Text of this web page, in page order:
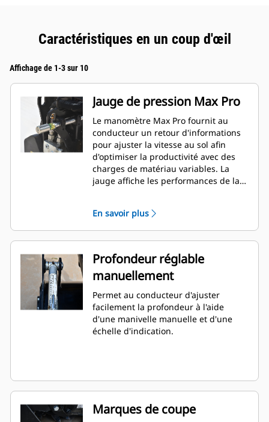
Caractéristiques en un coup d'œil
Affichage de 1-3 sur 10
Jauge de pression Max Pro
Le manomètre Max Pro fournit au
conducteur un retour d'informations
pour ajuster la vitesse au sol afin
d'optimiser la productivité avec des
charges de matériau variables. La
jauge affiche les performances de la
les modèles.
En savoir plus
Profondeur réglable
manuellement
Permet au conducteur d'ajuster
facilement la profondeur à l'aide
d'une manivelle manuelle et d'une
échelle d'indication.
Marques de coupe